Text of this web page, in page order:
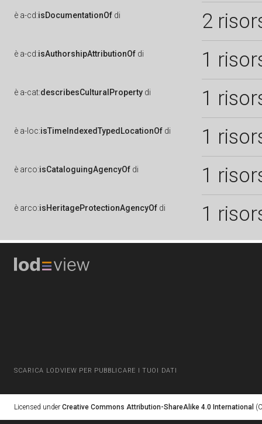
è a-cd:isDocumentationOf di 2
è a-cd:isAuthorshipAttributionOf di 1
è a-cat:describesCulturalProperty di 1
è a-loc:isTimeIndexedTypedLocationOf di 1
è arco:isCataloguingAgencyOf di 1
è arco:isHeritageProtectionAgencyOf di 1
SCARICA LODVIEW PER PUBBLICARE I TUOI DATI
Licensed under Creative Commons Attribution-ShareAlike 4.0 International